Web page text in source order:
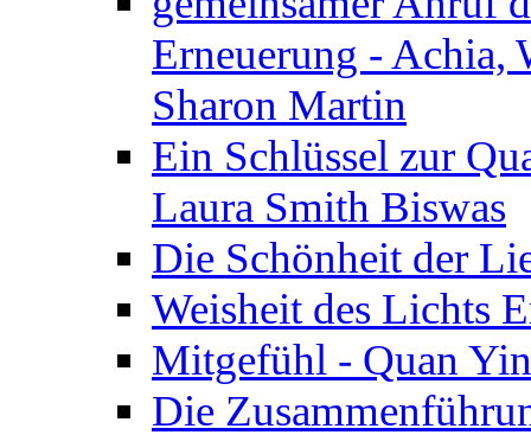
Erneuerung - Achia,
Sharon Martin
Ein Schlüssel zur
Laura Smith Biswas
Die Schönheit der
Weisheit des Lichts
Mitgefühl - Quan
Die